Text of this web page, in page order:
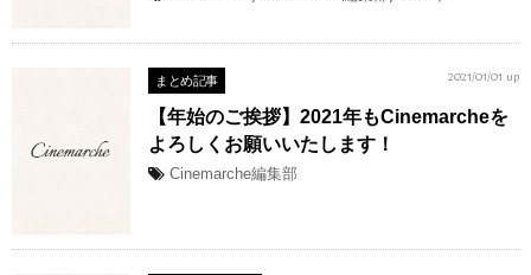
まとめ記事 2021/01/01 up
【年始のご挨拶】2021年もCinemarcheを
よろしくお願いいたします！
Cinemarche編集部